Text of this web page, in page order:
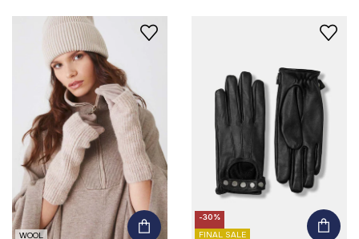
WOOL
-30%
FINAL SALE